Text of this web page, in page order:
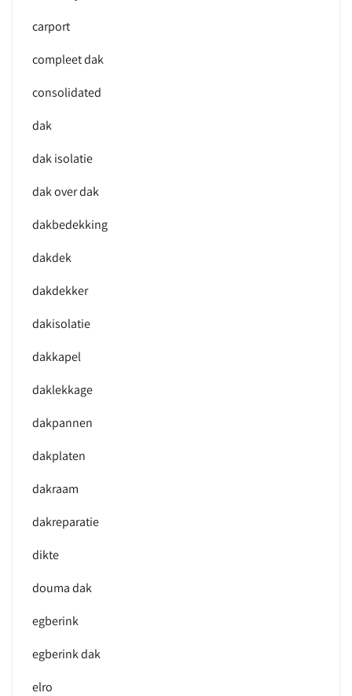
carport
compleet dak
consolidated
dak
dak isolatie
dak over dak
dakbedekking
dakdek
dakdekker
dakisolatie
dakkapel
daklekkage
dakpannen
dakplaten
dakraam
dakreparatie
dikte
douma dak
egberink
egberink dak
elro